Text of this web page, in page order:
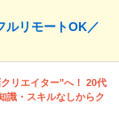
ルリモートOK／
リエイター"へ！ 20代
識・スキルなしからク